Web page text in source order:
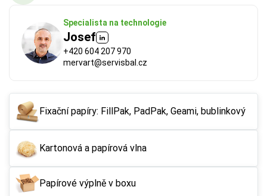
Specialista na technologie
Josef
+420 604 207 970
mervart@servisbal.cz
Fixační papíry: FillPak, PadPak, Geami, bublinkový
Kartonová a papírová vlna
Papírové výplně v boxu
FSC® (Forest Stewardship Council) zaručuje, že
použitý papír nebo karton pochází z odpovědně a
udržitelně spravovaných lesů. Výrobky s tímto
označením podporují šetrné hospodaření
s přírodními zdroji.
Více o ekologických certifikátech